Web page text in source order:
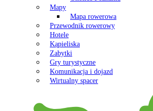
Mapy
Mapa rowerowa
Przewodnik rowerowy
Hotele
Kąpieliska
Zabytki
Gry turystyczne
Komunikacja i dojazd
Wirtualny spacer